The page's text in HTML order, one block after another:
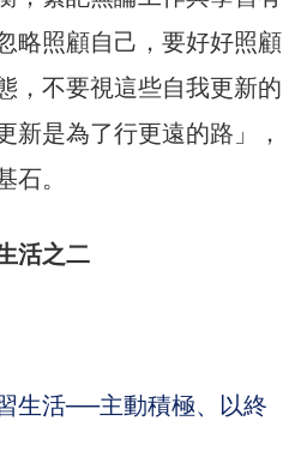
略照顧自己，要好好照顧
，不要視這些自我更新的
新是為了行更遠的路」，
石。
活之二
生活──主動積極、以終